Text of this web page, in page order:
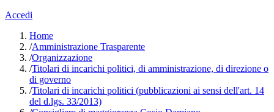
Accedi
Home
/Amministrazione Trasparente
/Organizzazione
/Titolari di incarichi politici, di amministrazione, di direzione o
di governo
/Titolari di incarichi politici (pubblicazioni ai sensi dell'art. 14
del d.lgs. 33/2013)